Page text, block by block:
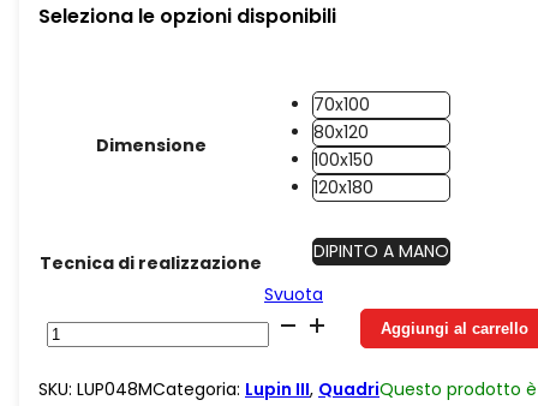
Seleziona le opzioni disponibili
Dimensione
70x100
80x120
100x150
120x180
Tecnica di realizzazione
DIPINTO A MANO
Svuota
Juta
Fujiko
Lupin
Aggiungi al carrello
SKU: LUP048MCategoria: Lupin III, QuadriQuesto prodotto è